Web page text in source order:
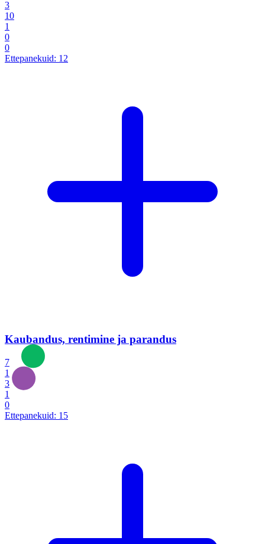
3
10
1
0
0
Ettepanekuid: 12
Kaubandus, rentimine ja parandus
7
1
3
1
0
Ettepanekuid: 15